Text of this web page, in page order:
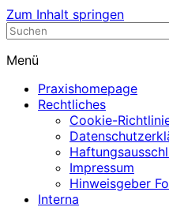
Zum Inhalt springen
Nephrologische Praxis mit
Menü
Praxishomepage
Rechtliches
Cookie-
Impressum
Hinweisgeber
Interna